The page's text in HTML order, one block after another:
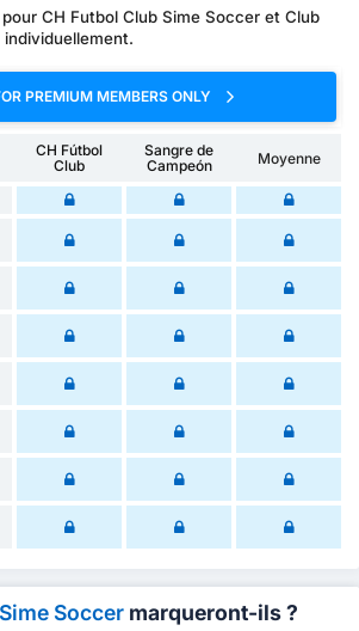
CH Futbol Club Sime Soccer et Club
PREMIUM MEMBERS ONLY
CH Fútbol
Club
Sangre de
Campeón
Moyenne
Soccer marqueront-ils ?